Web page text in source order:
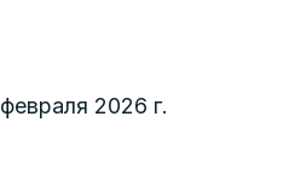
2026 г.